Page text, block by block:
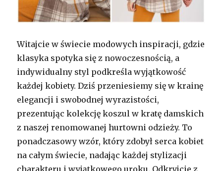
Witajcie w świecie modowych inspiracji, gdzie
klasyka spotyka się z nowoczesnością, a
indywidualny styl podkreśla wyjątkowość
każdej kobiety. Dziś przeniesiemy się w krainę
elegancji i swobodnej wyrazistości,
prezentując kolekcję koszul w kratę damskich
z naszej renomowanej hurtowni odzieży. To
ponadczasowy wzór, który zdobył serca kobiet
na całym świecie, nadając każdej stylizacji
charakteru i wyjątkowego uroku. Odkryjcie z